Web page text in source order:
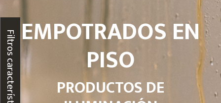
EMPOTRADOS EN
PISO
PRODUCTOS DE
Filtros características